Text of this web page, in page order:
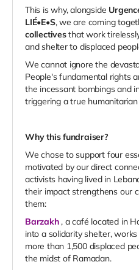
This is why, alongside
LIÉ•E•S, we are coming
collectivesthat work
and shelter to displaced
We cannot ignore the
People's fundamental rights
the incessant bombings and
triggering a true
Why this fundraiser?
We chose to support four
motivated by our direct
activists having lived in
their impact strengthens our
them:
Barzakh , a café located in
into a solidarity shelter,
more than 1,500 displaced
the midst of Ramadan.